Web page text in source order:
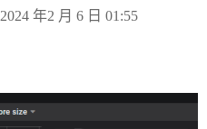
2024 年2 月 6 日 01:55